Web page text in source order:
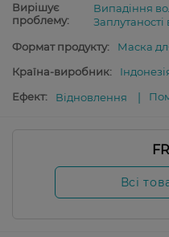
Вирішує
проблему:
Випадіння
Заплутаності
Формат продукту:
Маска
Країна-виробник:
Ефект:
Відновлення
Всі